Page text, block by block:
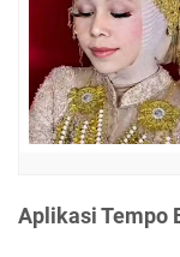
Aplikasi Tempo